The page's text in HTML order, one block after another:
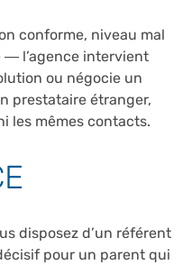
conforme, niveau mal
l’agence intervient
ou négocie un
prestataire étranger,
les mêmes contacts.
disposez d’un référent
pour un parent qui